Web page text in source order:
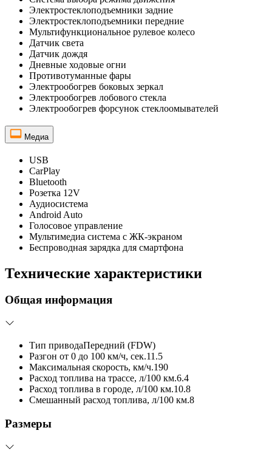
Электростеклоподъемники задние
Электростеклоподъемники передние
Мультифункциональное рулевое колесо
Датчик света
Датчик дождя
Дневные ходовые огни
Противотуманные фары
Электрообогрев боковых зеркал
Электрообогрев лобового стекла
Электрообогрев форсунок стеклоомывателей
Медиа
USB
CarPlay
Bluetooth
Розетка 12V
Аудиосистема
Android Auto
Голосовое управление
Мультимедиа система с ЖК-экраном
Беспроводная зарядка для смартфона
Технические характеристики
Общая информация
Тип приводаПередний (FDW)
Разгон от 0 до 100 км/ч, сек.11.5
Максимальная скорость, км/ч.190
Расход топлива на трассе, л/100 км.6.4
Расход топлива в городе, л/100 км.10.8
Смешанный расход топлива, л/100 км.8
Размеры